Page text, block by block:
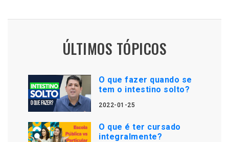
ÚLTIMOS TÓPICOS
O que fazer quando se
tem o intestino solto?
2022-01-25
O que é ter cursado
integralmente?